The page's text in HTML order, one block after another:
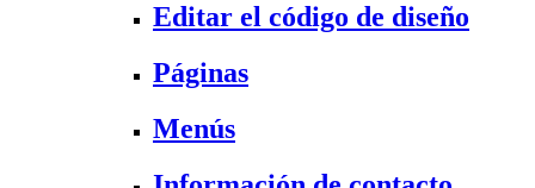
Editar el código de diseño
Páginas
Menús